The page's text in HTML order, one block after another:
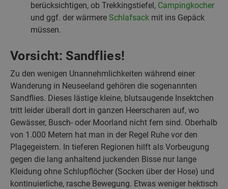
berücksichtigen, ob Trekkingstiefel, Campingkocher
und ggf. der wärmere Schlafsack mit ins Gepäck
müssen.
Vorsicht: Sandflies!
Zu den wenigen Unannehmlichkeiten während einer
Wanderung in Neuseeland gehören die sogenannten
Sandflies. Dieses lästige kleine, blutsaugende Insektchen
tritt leider überall dort in ganzen Heerscharen auf, wo
Gewässer, Busch- oder Moorland nicht fern sind. Oberhalb
von 1.000 Metern hat man in der Regel Ruhe vor den
Plagegeistern. In tieferen Regionen hilft als Vorbeugung
gegen die lang anhaltend juckenden Bisse nur lange
Kleidung ohne Schlupflöcher (Socken über der Hose) und
kontinuierliche, rasche Bewegung. Etwas weniger hektisch